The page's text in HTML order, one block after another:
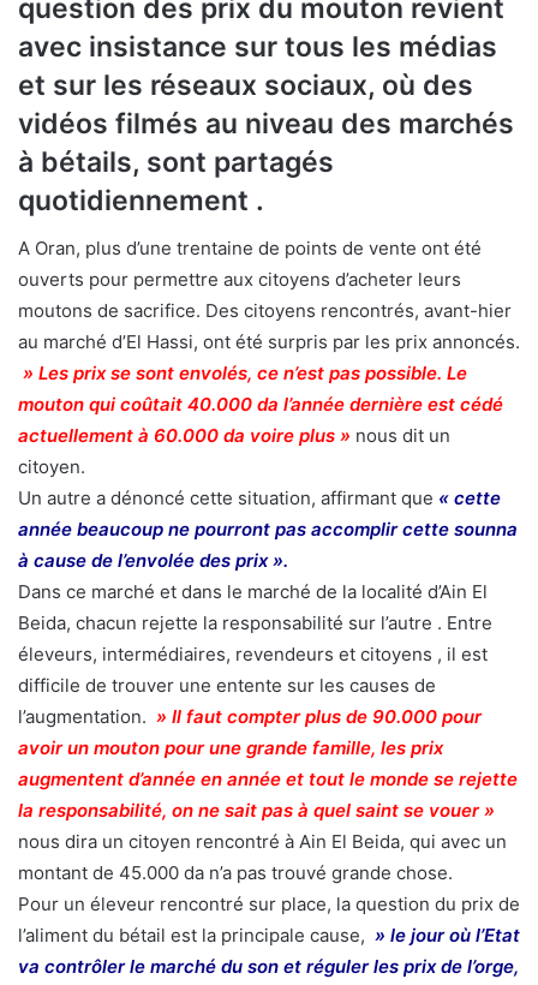
question des prix du mouton revient
avec insistance sur tous les médias
et sur les réseaux sociaux, où des
vidéos filmés au niveau des marchés
à bétails, sont partagés
quotidiennement .
A Oran, plus d’une trentaine de points de vente ont été
ouverts pour permettre aux citoyens d’acheter leurs
moutons de sacrifice. Des citoyens rencontrés, avant-hier
au marché d’El Hassi, ont été surpris par les prix annoncés.
» Les prix se sont envolés, ce n’est pas possible. Le
mouton qui coûtait 40.000 da l’année dernière est cédé
actuellement à 60.000 da voire plus » nous dit un
citoyen.
Un autre a dénoncé cette situation, affirmant que « cette
année beaucoup ne pourront pas accomplir cette sounna
à cause de l’envolée des prix ».
Dans ce marché et dans le marché de la localité d’Ain El
Beida, chacun rejette la responsabilité sur l’autre . Entre
éleveurs, intermédiaires, revendeurs et citoyens , il est
difficile de trouver une entente sur les causes de
l’augmentation. » Il faut compter plus de 90.000 pour
avoir un mouton pour une grande famille, les prix
augmentent d’année en année et tout le monde se rejette
la responsabilité, on ne sait pas à quel saint se vouer »
nous dira un citoyen rencontré à Ain El Beida, qui avec un
montant de 45.000 da n’a pas trouvé grande chose.
Pour un éleveur rencontré sur place, la question du prix de
l’aliment du bétail est la principale cause, » le jour où l’Etat
va contrôler le marché du son et réguler les prix de l’orge,